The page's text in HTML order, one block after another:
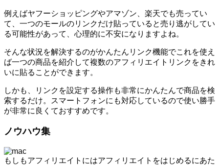
例えばヤフーショッピングやアマゾン、楽天でも売ってい
て、一つのモールのリンクだけ貼っていると売り逃がしてい
る可能性があって、心理的に不安になりますよね。
そんな状況を解決するのがかんたんリンク機能でこれを使え
ば一つの商品を紹介して複数のアフィリエイトリンクをきれ
いに貼ることができます。
しかも、リンクを設定する操作も非常にかんたんで商品を検
索するだけ。スマートフォンにも対応しているので使い勝手
が非常に良くておすすめです。
ノウハウ集
もしもアフィリエイトにはアフィリエイトをはじめるにあた